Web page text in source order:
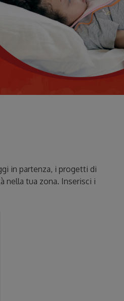
in partenza, i progetti di
nella tua zona. Inserisci i